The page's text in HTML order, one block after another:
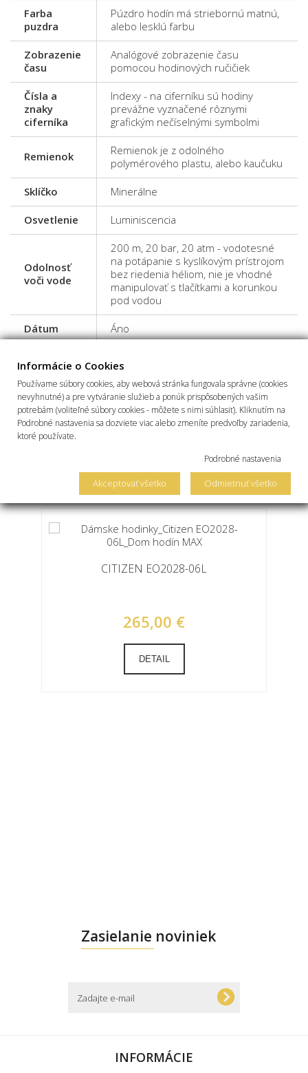
Farba
puzdra
Púzdro hodín má striebornú matnú,
alebo lesklú farbu
Zobrazenie
času
Analógové zobrazenie času
pomocou hodinových ručičiek
Čísla a
znaky
ciferníka
Indexy - na ciferníku sú hodiny
prevážne vyznačené rôznymi
grafickým nečíselnými symbolmi
Remienok
Remienok je z odolného
polymérového plastu, alebo kaučuku
Sklíčko Minerálne
Osvetlenie Luminiscencia
Odolnosť
voči vode
200 m, 20 bar, 20 atm - vodotesné
na potápanie s kyslíkovým prístrojom
bez riedenia héliom, nie je vhodné
manipulovať s tlačítkami a korunkou
pod vodou
Dátum Áno
Otočná
potápačských hodín, alebo azimutu,
alebo logaritmického výpočtu
CITIZEN EO2028-06L
265,00 €
DETAIL
Zasielanie noviniek
INFORMÁCIE
Informácie o Cookies
Používame súbory cookies, aby webová stránka fungovala správne (cookies
nevyhnutné) a pre vytváranie služieb a ponúk prispôsobených vašim
potrebám (voliteľné súbory cookies - môžete s nimi súhlasiť). Kliknutím na
Podrobné nastavenia sa dozviete viac alebo zmeníte predvoľby zariadenia,
ktoré používate.
Podrobné nastavenia
Akceptovať všetko Odmietnuť všetko